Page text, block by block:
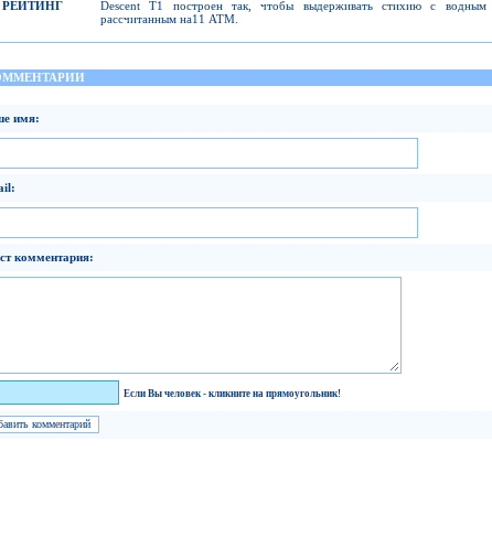
РЕЙТИНГ
Descent T1 построен так, чтобы выдерживать стихию с водным
рассчитанным на11 ATM.
имя:
комментария:
Если Вы человек - кликните на прямоугольник!